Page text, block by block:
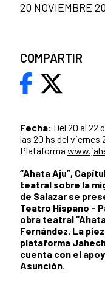
Fecha: Del 20 al 22
las 20 hs del viernes
Plataforma
“Ahata Aju”,
teatral sobre la
de Salazar se
Teatro Hispano -
obra teatral
Fernández. La
plataforma
cuenta con el
Asunción.
20 NOVIEMBRE
COMPARTIR